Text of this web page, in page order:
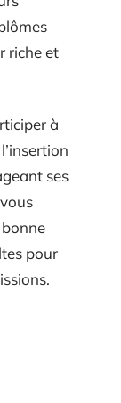
riche et
à
ses
pour